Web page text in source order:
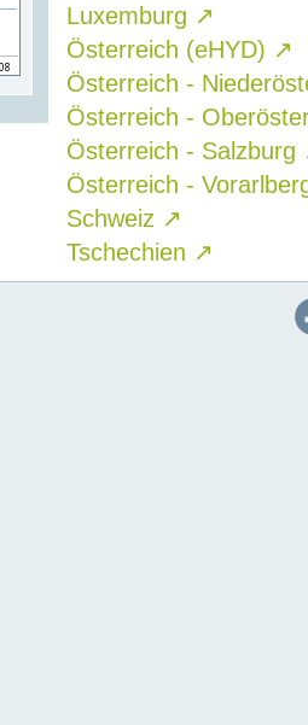
Luxemburg ↗
Österreich (eHYD) ↗
Österreich -
Österreich -
Österreich - Salzburg
Österreich -
Schweiz ↗
Tschechien ↗